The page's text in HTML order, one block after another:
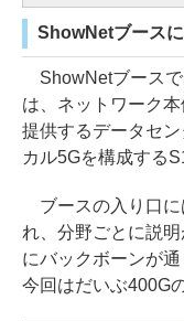
ShowNetブース
ShowNetブースで
は、ネットワーク
提供するデータセ
カル5Gを構成する
ブースの入り口に
れ、分野ごとに説
にバックボーンが
今回はだいぶ400G